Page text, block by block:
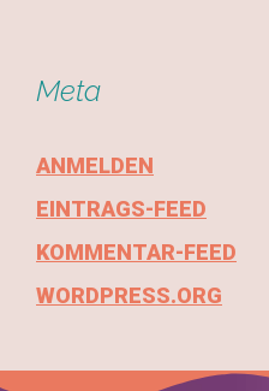
Meta
ANMELDEN
EINTRAGS-FEED
KOMMENTAR-FEED
WORDPRESS.ORG